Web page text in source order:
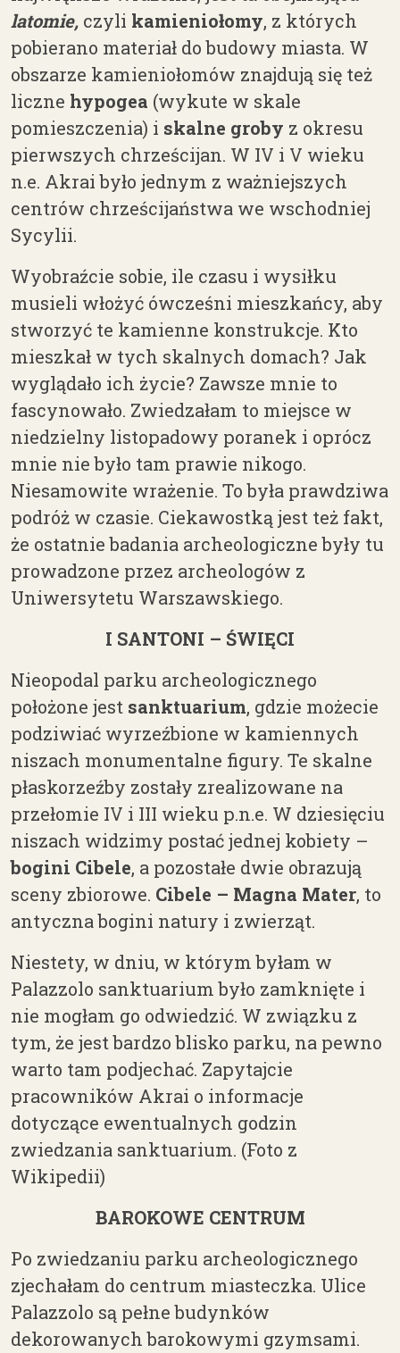
latomie, czyli kamieniołomy, z których
pobierano materiał do budowy miasta. W
obszarze kamieniołomów znajdują się też
liczne hypogea (wykute w skale
pomieszczenia) i skalne groby z okresu
pierwszych chrześcijan. W IV i V wieku
n.e. Akrai było jednym z ważniejszych
centrów chrześcijaństwa we wschodniej
Sycylii.
Wyobraźcie sobie, ile czasu i wysiłku
musieli włożyć ówcześni mieszkańcy, aby
stworzyć te kamienne konstrukcje. Kto
mieszkał w tych skalnych domach? Jak
wyglądało ich życie? Zawsze mnie to
fascynowało. Zwiedzałam to miejsce w
niedzielny listopadowy poranek i oprócz
mnie nie było tam prawie nikogo.
Niesamowite wrażenie. To była prawdziwa
podróż w czasie. Ciekawostką jest też fakt,
że ostatnie badania archeologiczne były tu
prowadzone przez archeologów z
Uniwersytetu Warszawskiego.
I SANTONI – ŚWIĘCI
Nieopodal parku archeologicznego
położone jest sanktuarium, gdzie możecie
podziwiać wyrzeźbione w kamiennych
niszach monumentalne figury. Te skalne
płaskorzeźby zostały zrealizowane na
przełomie IV i III wieku p.n.e. W dziesięciu
niszach widzimy postać jednej kobiety –
bogini Cibele, a pozostałe dwie obrazują
sceny zbiorowe. Cibele – Magna Mater, to
antyczna bogini natury i zwierząt.
Niestety, w dniu, w którym byłam w
Palazzolo sanktuarium było zamknięte i
nie mogłam go odwiedzić. W związku z
tym, że jest bardzo blisko parku, na pewno
warto tam podjechać. Zapytajcie
pracowników Akrai o informacje
dotyczące ewentualnych godzin
zwiedzania sanktuarium. (Foto z
Wikipedii)
BAROKOWE CENTRUM
Po zwiedzaniu parku archeologicznego
zjechałam do centrum miasteczka. Ulice
Palazzolo są pełne budynków
dekorowanych barokowymi gzymsami.